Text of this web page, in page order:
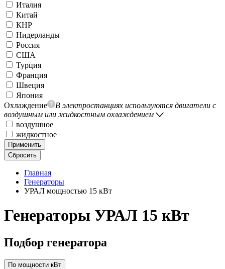
Италия
Китай
КНР
Нидерланды
Россия
США
Турция
Франция
Швеция
Япония
Охлаждение
В электростанциях используются двигатели с
воздушным или жидкостным охлаждением
воздушное
жидкостное
Применить
Сбросить
Главная
Генераторы
УРАЛ мощностью 15 кВт
Генераторы УРАЛ 15 кВт
Подбор генератора
По мощности кВт